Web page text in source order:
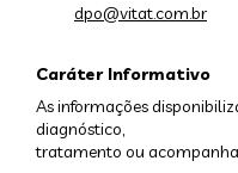
Caráter Informativo
As informações
diagnóstico,
tratamento ou
dpo@vitat.com.br